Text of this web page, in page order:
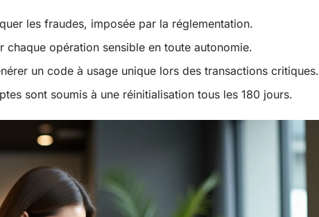
les fraudes, imposée par la réglementation.
opération sensible en toute autonomie.
un code à usage unique lors des transactions critiques.
sont soumis à une réinitialisation tous les 180 jours.